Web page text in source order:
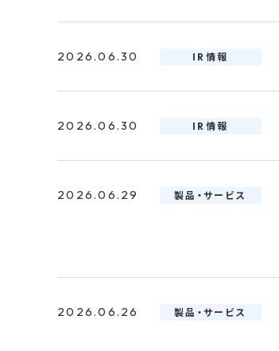
2026.06.30 IR情報
2026.06.30 IR情報
2026.06.29 製品・サービス
2026.06.26 製品・サービス